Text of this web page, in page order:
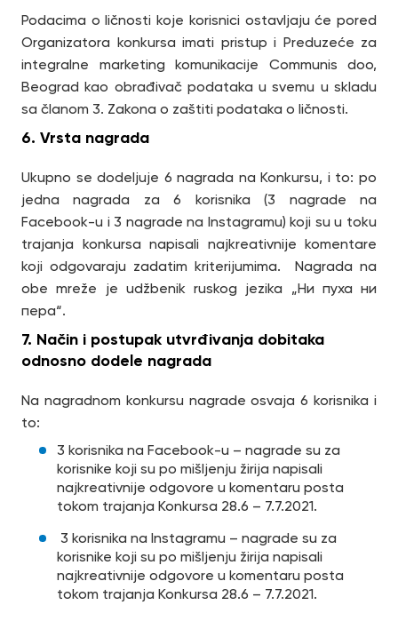
Podacima o ličnosti koje korisnici ostavljaju će pored
Organizatora konkursa imati pristup i Preduzeće za
integralne marketing komunikacije Communis doo,
Beograd kao obrađivač podataka u svemu u skladu
sa članom 3. Zakona o zaštiti podataka o ličnosti.
6. Vrsta nagrada
Ukupno se dodeljuje 6 nagrada na Konkursu, i to: po
jedna nagrada za 6 korisnika (3 nagrade na
Facebook-u i 3 nagrade na Instagramu) koji su u toku
trajanja konkursa napisali najkreativnije komentare
koji odgovaraju zadatim kriterijumima. Nagrada na
obe mreže je udžbenik ruskog jezika „Ни пуха ни
пера“.
7. Način i postupak utvrđivanja dobitaka
odnosno dodele nagrada
Na nagradnom konkursu nagrade osvaja 6 korisnika i
to:
3 korisnika na Facebook-u – nagrade su za
korisnike koji su po mišljenju žirija napisali
najkreativnije odgovore u komentaru posta
tokom trajanja Konkursa 28.6 – 7.7.2021.
3 korisnika na Instagramu – nagrade su za
korisnike koji su po mišljenju žirija napisali
najkreativnije odgovore u komentaru posta
tokom trajanja Konkursa 28.6 – 7.7.2021.